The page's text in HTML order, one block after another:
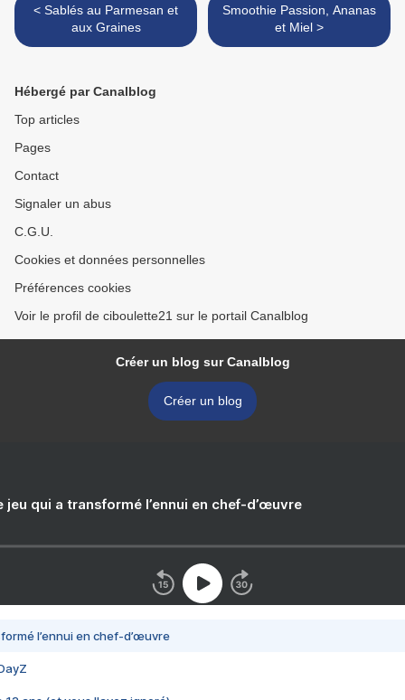
< Sablés au Parmesan et
aux Graines
Smoothie Passion, Ananas
et Miel >
Hébergé par Canalblog
Top articles
Pages
Contact
Signaler un abus
C.G.U.
Cookies et données personnelles
Préférences cookies
Voir le profil de ciboulette21 sur le portail Canalblog
Créer un blog sur Canalblog
Créer un blog
jeu qui a transformé l’ennui en chef-d’œuvre
l’ennui en chef-d’œuvre